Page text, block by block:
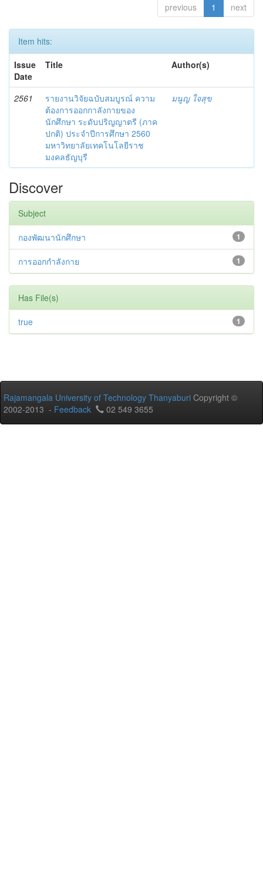
previous 1 next
Item hits:
Issue
Date
Title Author(s)
2561
รายงานวิจัยฉบับสมบูรณ์ ความ
ต้องการออกกาลังกายของ
นักศึกษา ระดับปริญญาตรี (ภาค
ปกติ) ประจำปีการศึกษา 2560
มหาวิทยาลัยเทคโนโลยีราช
มงคลธัญบุรี
มนูญ ใจสุข
Discover
Subject
1
กองพัฒนานักศึกษา
1
การออกกำลังกาย
Has File(s)
1
true
Rajamangala University of Technology Thanyaburi Copyright ©
2002-2013 - Feedback 02 549 3655